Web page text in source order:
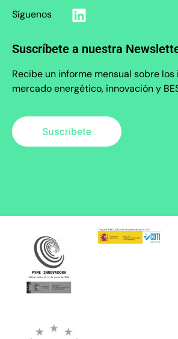
Síguenos
Suscríbete a nuestra
Recibe un informe mensual sobre
mercado energético, innovación y